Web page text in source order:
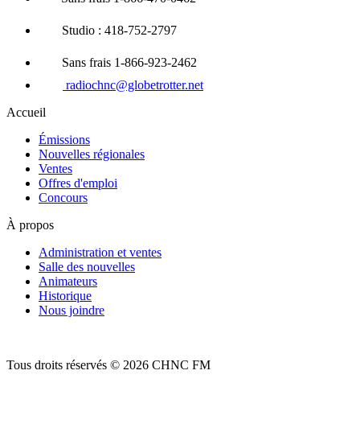
Studio : 418-752-2797
Sans frais 1-866-923-2462
radiochnc@globetrotter.net
Accueil
Émissions
Nouvelles régionales
Ventes
Offres d'emploi
Concours
À propos
Administration et ventes
Salle des nouvelles
Animateurs
Historique
Nous joindre
Tous droits réservés © 2026 CHNC FM